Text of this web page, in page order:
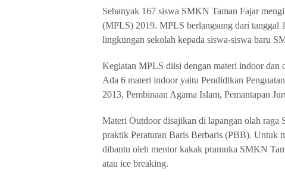
Sebanyak 167 siswa SMKN Taman Fajar
(MPLS) 2019. MPLS berlangsung dari tanggal
lingkungan sekolah kepada siswa-siswa baru
Kegiatan MPLS diisi dengan materi indoor dan
Ada 6 materi indoor yaitu Pendidikan
2013, Pembinaan Agama Islam, Pemantapan
Materi Outdoor disajikan di lapangan olah raga
praktik Peraturan Baris Berbaris (PBB). Untuk
dibantu oleh mentor kakak pramuka SMKN
atau ice breaking.